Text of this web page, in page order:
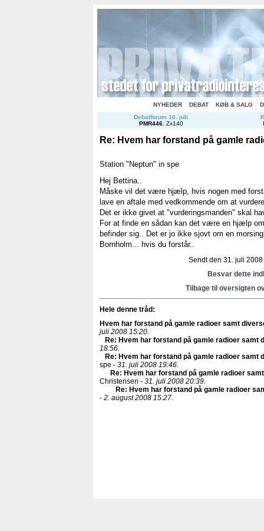
NYHEDER DEBAT KØB & SALG
Debatforum 16. juli
PMR446. Zx140
Re: Hvem har forstand på gamle
Station "Neptun" in spe
Hej Bettina..
Måske vil det være hjælp, hvis nogen med
lave en aftale med vedkommende om at
Det er ikke givet at "vurderingsmanden" skal
For at finde en sådan kan det være en hjælp
befinder sig.. Det er jo ikke sjovt om en
Bornholm... hvis du forstår..
Sendt den 31. juli
Besvar dette
Tilbage til oversigten
Hele denne tråd:
Hvem har forstand på gamle radioer samt
juli 2008 15:20.
Re: Hvem har forstand på gamle radioer samt
18:56.
Re: Hvem har forstand på gamle radioer samt
spe - 31. juli 2008 19:46.
Re: Hvem har forstand på gamle radioer
Christensen - 31. juli 2008 20:39.
Re: Hvem har forstand på gamle radioer
- 2. august 2008 15:27.